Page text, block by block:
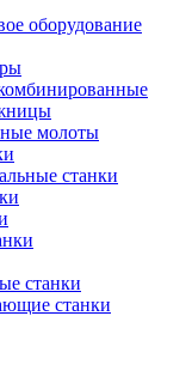
оборудование
молоты
станки
станки
станки